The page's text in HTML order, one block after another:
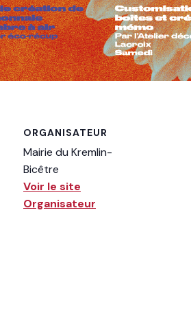
ORGANISATEUR
Mairie du Kremlin-
Bicêtre
Voir le site
Organisateur